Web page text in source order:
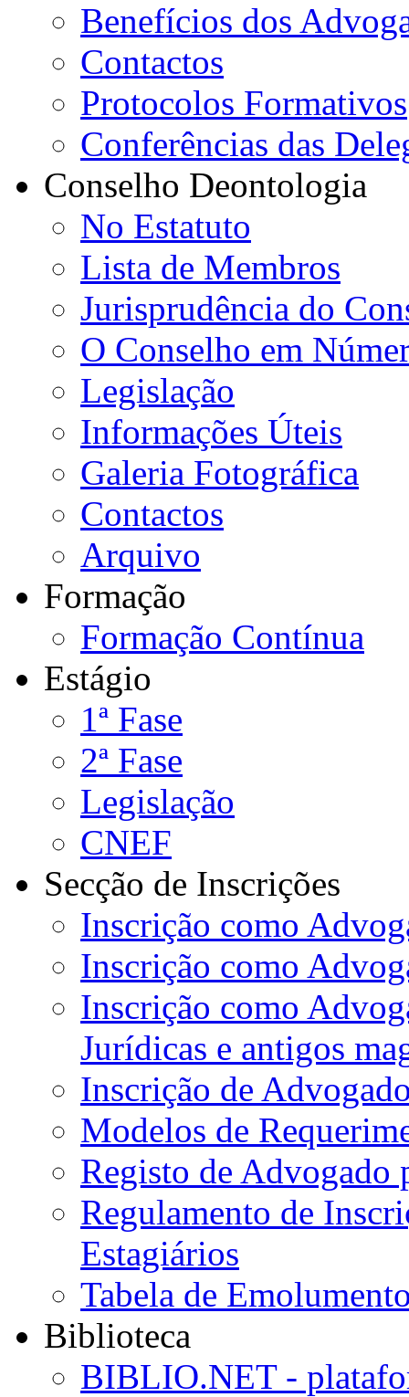
Benefícios dos
Contactos
Protocolos Formativos
Conferências das
Conselho Deontologia
No Estatuto
Lista de Membros
Jurisprudência do
O Conselho em
Legislação
Informações Úteis
Galeria Fotográfica
Contactos
Arquivo
Formação
Formação Contínua
Estágio
1ª Fase
2ª Fase
Legislação
CNEF
Secção de Inscrições
Inscrição como
Inscrição como
Inscrição como
Jurídicas e antigos
Inscrição de
Modelos de
Registo de Advogado
Regulamento de
Estagiários
Tabela de
Biblioteca
BIBLIO.NET -